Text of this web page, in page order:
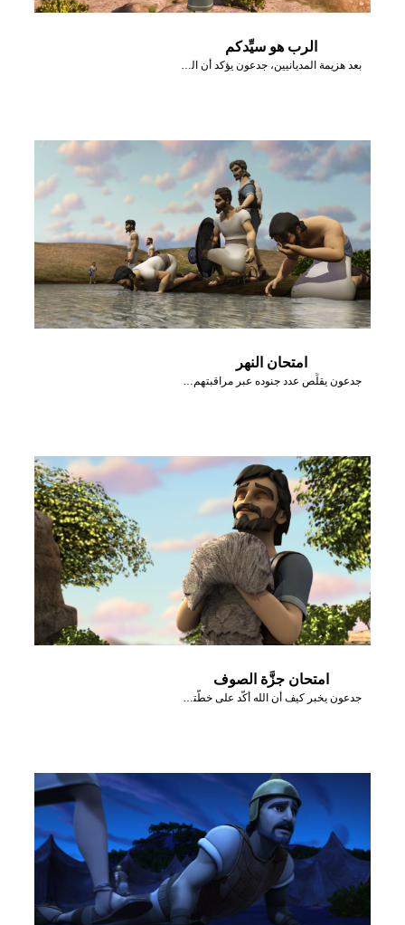
الرب هو سيِّدكم
بعد هزيمة المديانيين، جدعون يؤكد أن الرب هو سيِّد إسرائيل.
امتحان النهر
جدعون يقلِّص عدد جنوده عبر مراقبتهم وهم يشربون من النهر.
امتحان جزَّة الصوف
جدعون يخبر كيف أن الله أكَّد على خطَّته من خلال جزَّة صوف.